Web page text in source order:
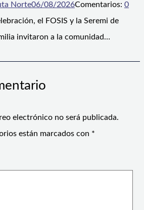
Norte06/08/2026Comentarios: 0
el FOSIS y la Seremi de
invitaron a la comunidad…
electrónico no será publicada.
están marcados con *